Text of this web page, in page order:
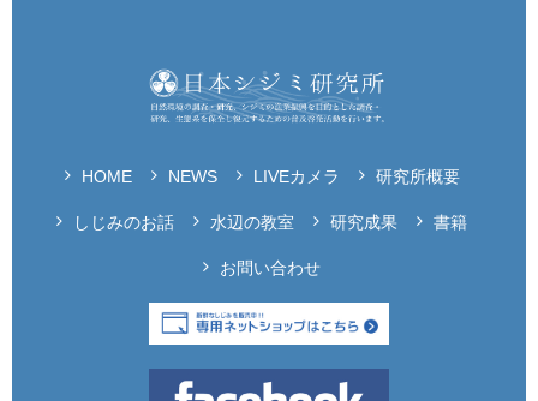
HOME NEWS LIVEカメラ 研究所概要
しじみのお話 水辺の教室 研究成果 書籍
お問い合わせ